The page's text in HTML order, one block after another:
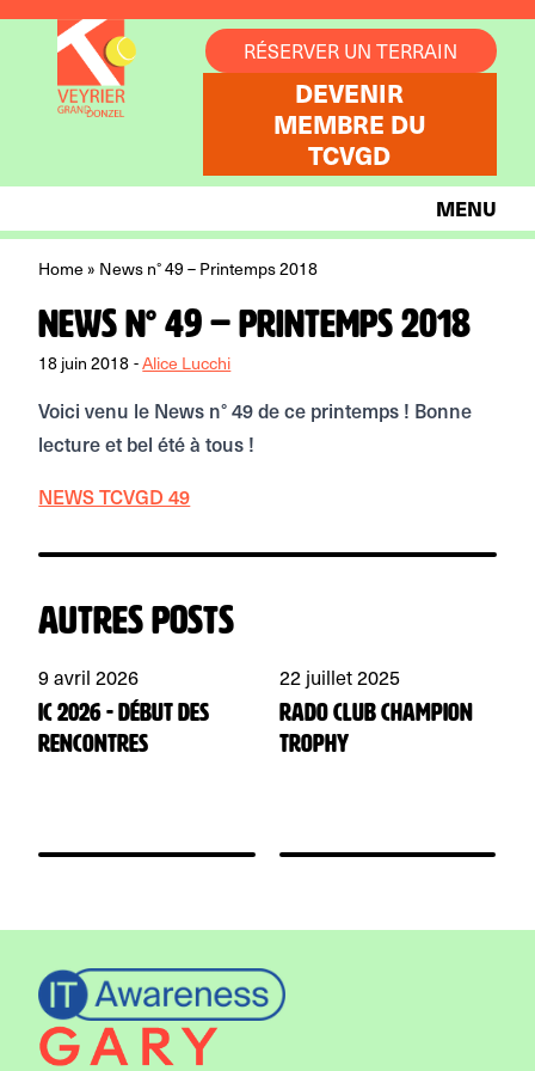
RÉSERVER UN TERRAIN
DEVENIR
MEMBRE DU
TCVGD
MENU
Home» News n° 49 – Printemps 2018
News n° 49 – Printemps 2018
18 juin 2018 -Alice Lucchi
Voici venu le News n° 49 de ce printemps ! Bonne
lecture et bel été à tous !
NEWS TCVGD 49
Autres posts
9 avril 2026
IC 2026 - début des
rencontres
22 juillet 2025
Rado Club Champion
Trophy